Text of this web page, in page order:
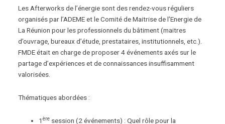
Les Afterworks de l’énergie sont des rendez-vous réguliers
organisés par l’ADEME et le Comité de Maitrise de l’Energie de
La Réunion pour les professionnels du bâtiment (maitres
d’ouvrage, bureaux d’étude, prestataires, institutionnels, etc.).
FMDE était en charge de proposer 4 événements axés sur le
partage d’expériences et de connaissances insuffisamment
valorisées.
Thématiques abordées :
1 èresession (2 événements) : Quel rôle pour la